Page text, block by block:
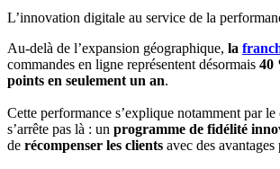
L’innovation digitale au service de la
Au-delà de l’expansion géographique, la
commandes en ligne représentent désormais 40
points en seulement un an.
Cette performance s’explique notamment par le
s’arrête pas là : un programme de fidélité
de récompenser les clients avec des